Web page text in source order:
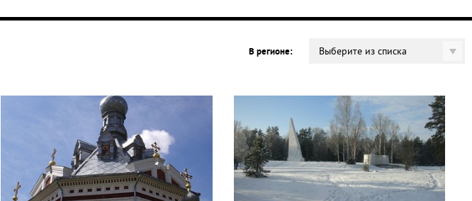
В регионе: Выберите из списка